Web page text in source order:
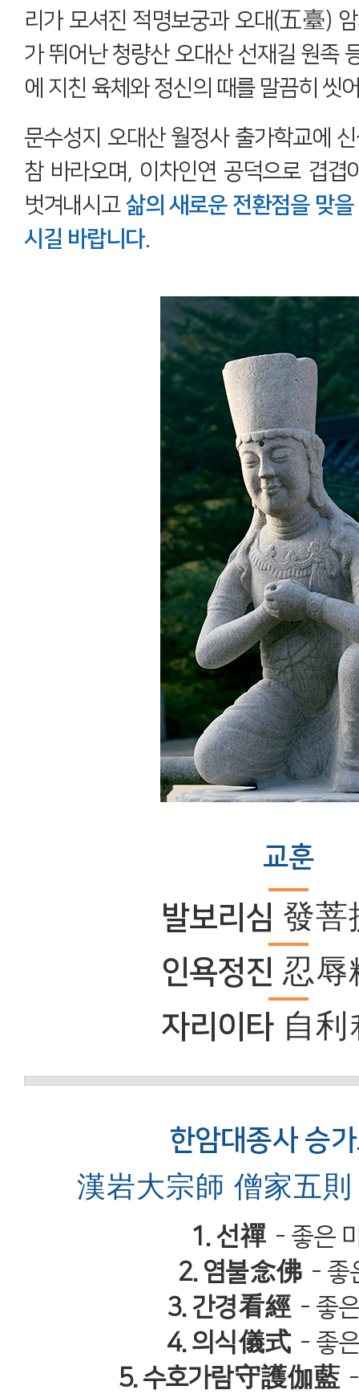
리가 모셔진 적명보궁과 오대(五臺)
가 뛰어난 청량산 오대산 선재길 원족
에 지친 육체와 정신의 때를 말끔히 씻
문수성지 오대산 월정사 출가학교에
참 바라오며, 이차인연 공덕으로 겹겹
벗겨내시고삶의 새로운 전환점을 맞
시길 바랍니다.
교훈
발보리심 發菩
인욕정진 忍辱
자리이타 自利
한암대종사 승
漢岩大宗師 僧家五則
1. 선禪 - 좋은
2. 염불念佛 - 좋
3. 간경看經 - 좋
4. 의식儀式 - 좋
5. 수호가람守護伽藍